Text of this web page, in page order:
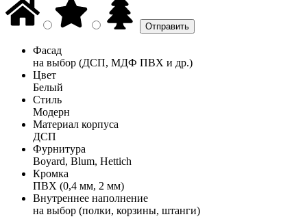
Фасад
на выбор (ДСП, МДФ ПВХ и др.)
Цвет
Белый
Стиль
Модерн
Материал корпуса
ДСП
Фурнитура
Boyard, Blum, Hettich
Кромка
ПВХ (0,4 мм, 2 мм)
Внутреннее наполнение
на выбор (полки, корзины, штанги)